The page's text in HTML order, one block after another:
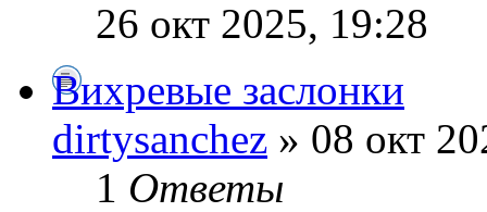
26 окт 2025, 19:28
Вихревые заслонки
dirtysanchez » 08 окт
1 Ответы